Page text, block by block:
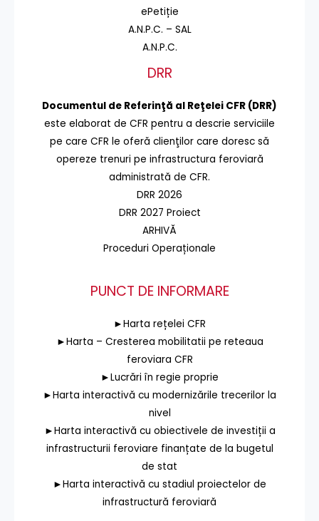
ePetiție
A.N.P.C. – SAL
A.N.P.C.
DRR
Documentul de Referinţă al Reţelei CFR (DRR)
este elaborat de CFR pentru a descrie serviciile
pe care CFR le oferă clienţilor care doresc să
opereze trenuri pe infrastructura feroviară
administrată de CFR.
DRR 2026
DRR 2027 Proiect
ARHIVĂ
Proceduri Operaționale
PUNCT DE INFORMARE
►Harta rețelei CFR
►Harta – Cresterea mobilitatii pe reteaua
feroviara CFR
►Lucrări în regie proprie
►Harta interactivă cu modernizările trecerilor la
nivel
►Harta interactivă cu obiectivele de investiții a
infrastructurii feroviare finanțate de la bugetul
de stat
►Harta interactivă cu stadiul proiectelor de
infrastructură feroviară